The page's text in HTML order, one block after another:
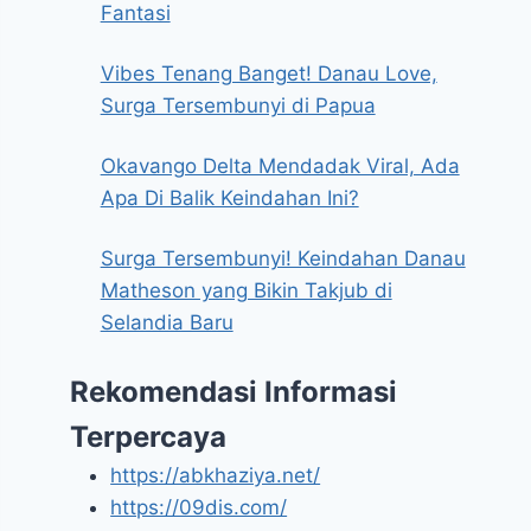
Fantasi
Vibes Tenang Banget! Danau Love,
Surga Tersembunyi di Papua
Okavango Delta Mendadak Viral, Ada
Apa Di Balik Keindahan Ini?
Surga Tersembunyi! Keindahan Danau
Matheson yang Bikin Takjub di
Selandia Baru
Rekomendasi Informasi
Terpercaya
https://abkhaziya.net/
https://09dis.com/